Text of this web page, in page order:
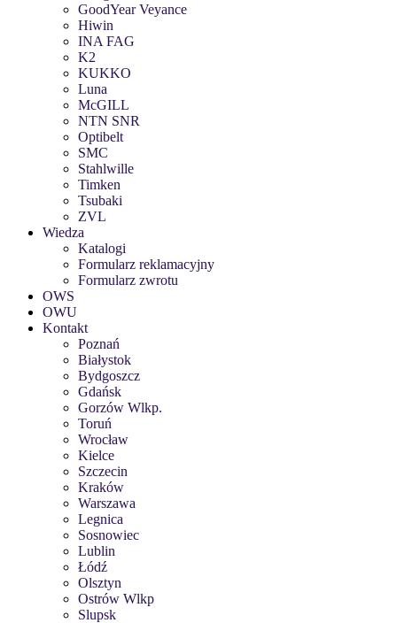
GoodYear Veyance
Hiwin
INA FAG
K2
KUKKO
Luna
McGILL
NTN SNR
Optibelt
SMC
Stahlwille
Timken
Tsubaki
ZVL
Wiedza
Katalogi
Formularz reklamacyjny
Formularz zwrotu
OWS
OWU
Kontakt
Poznań
Białystok
Bydgoszcz
Gdańsk
Gorzów Wlkp.
Toruń
Wrocław
Kielce
Szczecin
Kraków
Warszawa
Legnica
Sosnowiec
Lublin
Łódź
Olsztyn
Ostrów Wlkp
Slupsk